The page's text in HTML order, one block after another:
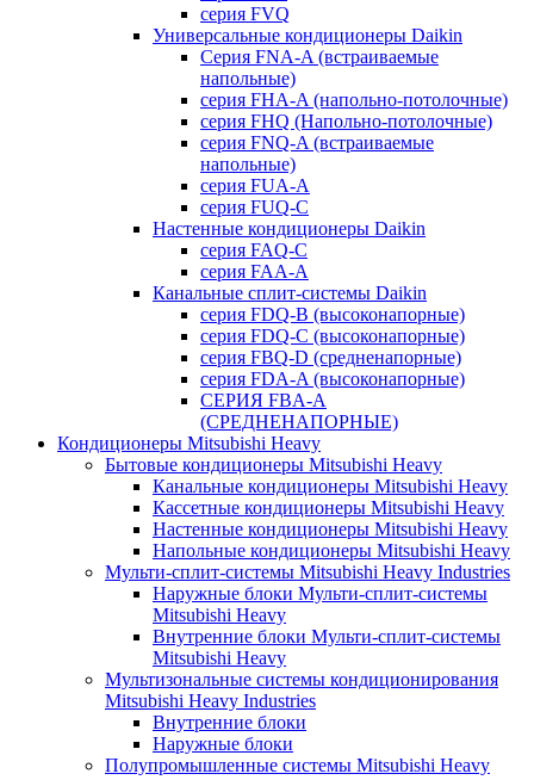
серия FVQ
Универсальные кондиционеры Daikin
Серия FNA-A (встраиваемые
напольные)
серия FHA-A (напольно-потолочные)
серия FHQ (Напольно-потолочные)
серия FNQ-A (встраиваемые
напольные)
серия FUA-A
серия FUQ-C
Настенные кондиционеры Daikin
серия FAQ-C
серия FAA-A
Канальные сплит-системы Daikin
серия FDQ-B (высоконапорные)
серия FDQ-C (высоконапорные)
серия FBQ-D (средненапорные)
серия FDA-A (высоконапорные)
СЕРИЯ FBA-A
(СРЕДНЕНАПОРНЫЕ)
Кондиционеры Mitsubishi Heavy
Бытовые кондиционеры Mitsubishi Heavy
Канальные кондиционеры Mitsubishi Heavy
Кассетные кондиционеры Mitsubishi Heavy
Настенные кондиционеры Mitsubishi Heavy
Напольные кондиционеры Mitsubishi Heavy
Мульти-сплит-системы Mitsubishi Heavy Industries
Наружные блоки Мульти-сплит-системы
Mitsubishi Heavy
Внутренние блоки Мульти-сплит-системы
Mitsubishi Heavy
Мультизональные системы кондиционирования
Mitsubishi Heavy Industries
Внутренние блоки
Наружные блоки
Полупромышленные системы Mitsubishi Heavy